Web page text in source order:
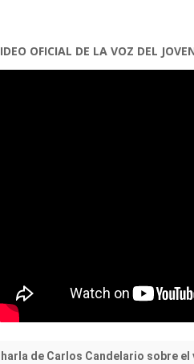
OFICIAL DE LA VOZ DEL
de Carlos Candelario sobre el